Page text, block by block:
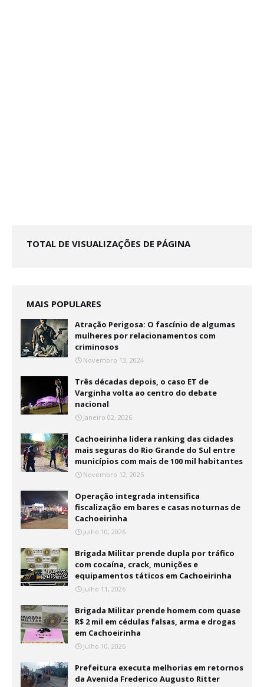
TOTAL DE VISUALIZAÇÕES DE PÁGINA
MAIS POPULARES
Atração Perigosa: O fascínio de algumas
mulheres por relacionamentos com
criminosos
Novembro 13, 2024
Três décadas depois, o caso ET de
Varginha volta ao centro do debate
nacional
Janeiro 02, 2026
Cachoeirinha lidera ranking das cidades
mais seguras do Rio Grande do Sul entre
municípios com mais de 100 mil habitantes
Novembro 12, 2025
Operação integrada intensifica
fiscalização em bares e casas noturnas de
Cachoeirinha
Julho 10, 2026
Brigada Militar prende dupla por tráfico
com cocaína, crack, munições e
equipamentos táticos em Cachoeirinha
Julho 11, 2026
Brigada Militar prende homem com quase
R$ 2 mil em cédulas falsas, arma e drogas
em Cachoeirinha
Julho 10, 2026
Prefeitura executa melhorias em retornos
da Avenida Frederico Augusto Ritter